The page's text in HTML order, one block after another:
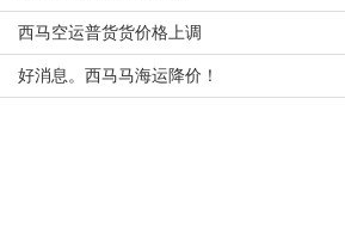
西马空运普货货价格上调
好消息。西马马海运降价！